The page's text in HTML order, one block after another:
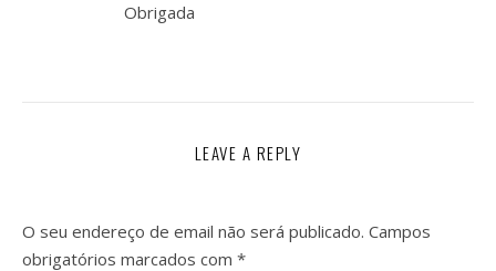
Obrigada
LEAVE A REPLY
O seu endereço de email não será publicado. Campos
obrigatórios marcados com *